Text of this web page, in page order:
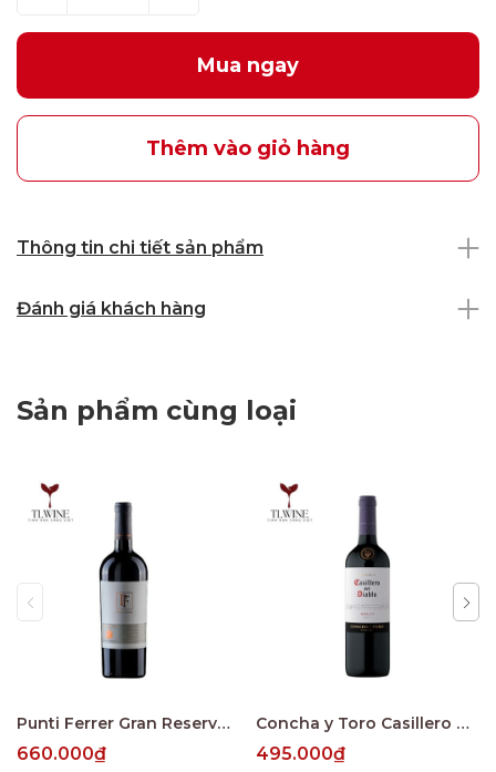
Mua ngay
Thêm vào giỏ hàng
Thông tin chi tiết sản phẩm
Đánh giá khách hàng
Sản phẩm cùng loại
Punti Ferrer Gran Reserva Cabernet Sauvignon
660.000₫
Concha y Toro Casillero del Diablo Reserva Merlot Central Valley
495.000₫